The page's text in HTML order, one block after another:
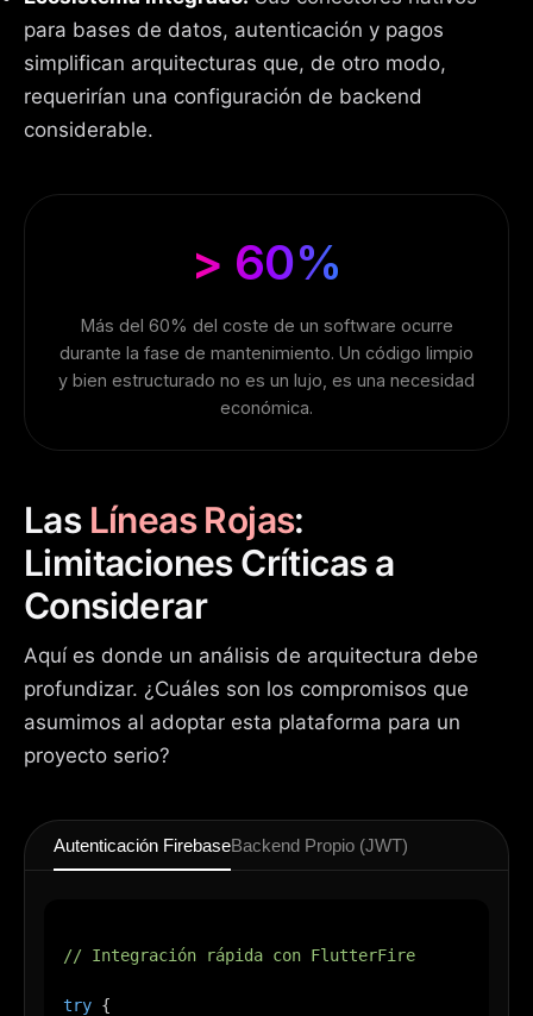
para bases de datos, autenticación y pagos
simplifican arquitecturas que, de otro modo,
requerirían una configuración de backend
considerable.
> 60%
Más del 60% del coste de un software ocurre
durante la fase de mantenimiento. Un código limpio
y bien estructurado no es un lujo, es una necesidad
económica.
Las Líneas Rojas:
Limitaciones Críticas a
Considerar
Aquí es donde un análisis de arquitectura debe
profundizar. ¿Cuáles son los compromisos que
asumimos al adoptar esta plataforma para un
proyecto serio?
Autenticación FirebaseBackend Propio (JWT)
// Integración rápida con FlutterFire
try {